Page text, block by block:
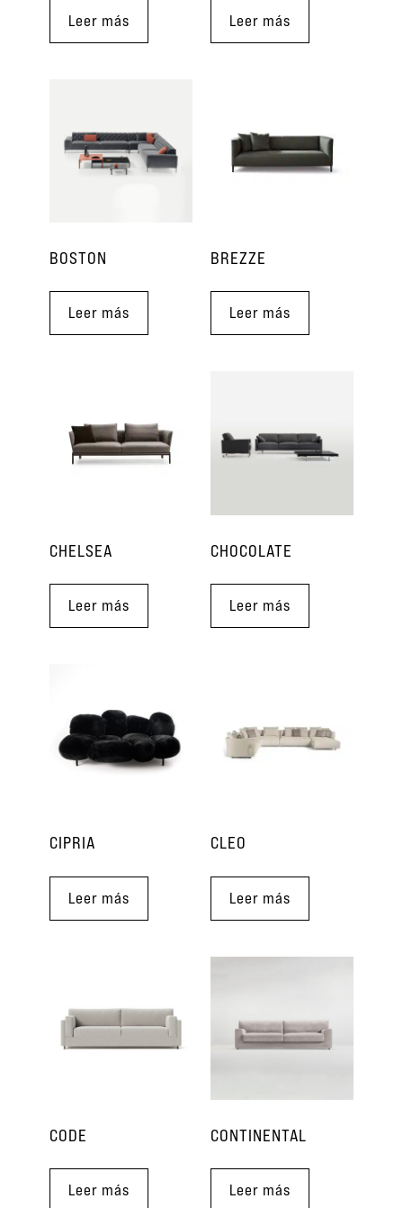
Leer más Leer más
BOSTON
Leer más
BREZZE
Leer más
CHELSEA
Leer más
CHOCOLATE
Leer más
CIPRIA
Leer más
CLEO
Leer más
CODE
Leer más
CONTINENTAL
Leer más